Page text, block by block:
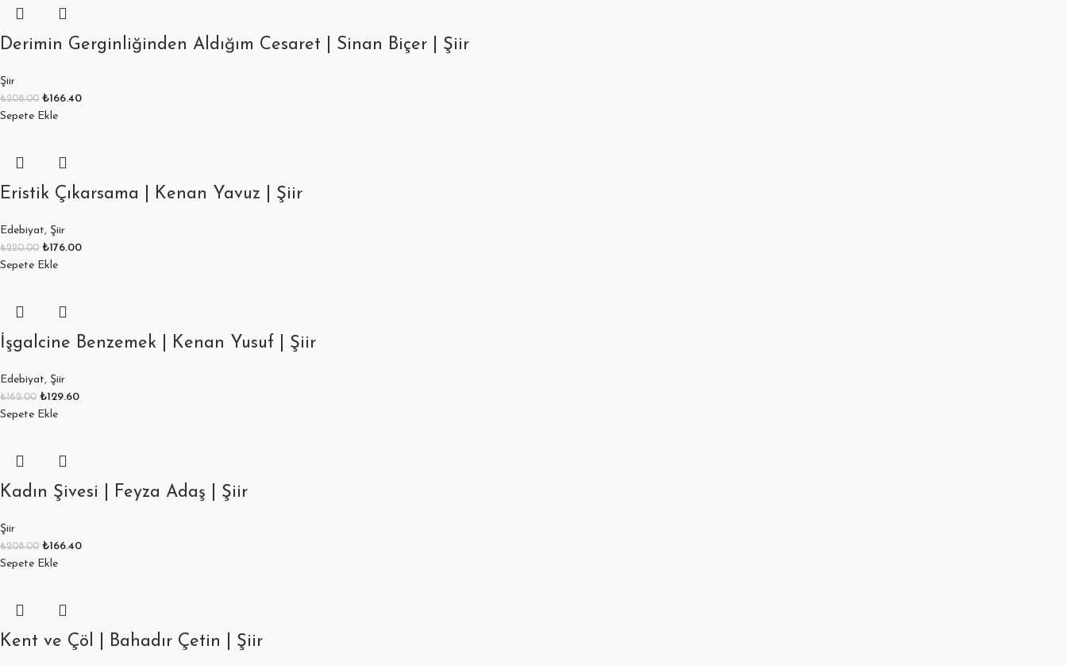
Derimin Gerginliğinden Aldığım Cesaret | Sinan Biçer | Şiir
Şiir
₺208.00 ₺166.40
Sepete Ekle
Eristik Çıkarsama | Kenan Yavuz | Şiir
Edebiyat, Şiir
₺220.00 ₺176.00
Sepete Ekle
İşgalcine Benzemek | Kenan Yusuf | Şiir
Edebiyat, Şiir
₺162.00 ₺129.60
Sepete Ekle
Kadın Şivesi | Feyza Adaş | Şiir
Şiir
₺208.00 ₺166.40
Sepete Ekle
Kent ve Çöl | Bahadır Çetin | Şiir